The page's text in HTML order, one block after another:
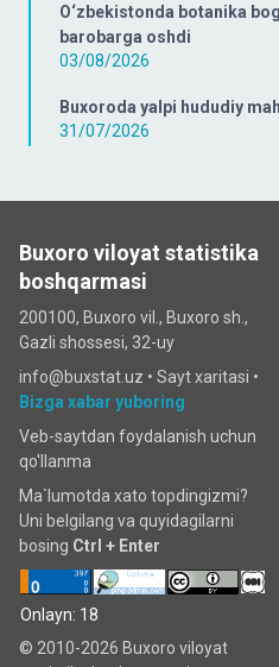
O‘zbekistonda botanika
barobarga oshdi
03/08/2026
Buxoroda yalpi hududiy
31/07/2026
Buxoro viloyat statistika
boshqarmasi
200100, Buxoro vil., Buxoro sh.,
Gazli shossesi, 32-uy
info@buxstat.uz • Sayt xaritasi •
Bizga xabar yuboring
Veb-saytdan foydalanish uchun
qo'llanma
Ma`lumotda xato topdingizmi?
Uni belgilang va quyidagilarni
bosing Ctrl + Enter
Onlayn: 18
© 2010-2026 Buxoro viloyat